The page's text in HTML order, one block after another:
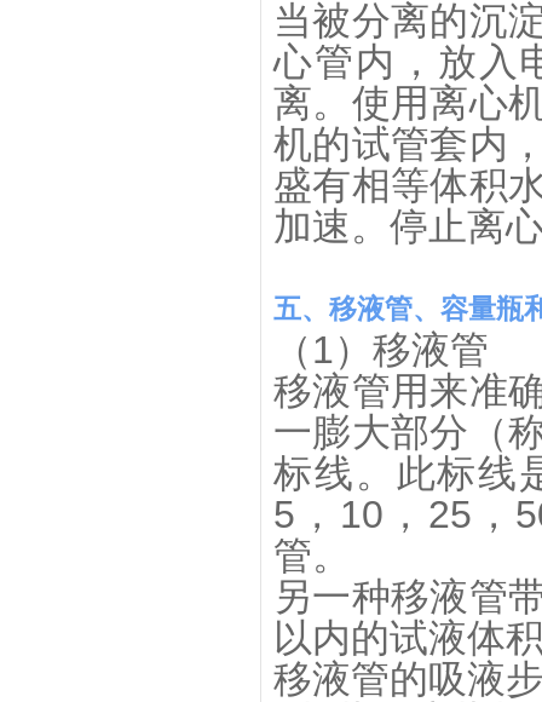
当被分离的沉
心管内，放入
离。使用离心
机的试管套内
盛有相等体积
加速。停止离
五、移液管、容量瓶
（1）移液管
移液管用来准
一膨大部分（
标线。此标线
5，10，25，
管。
另一种移液管
以内的试液体
移液管的吸液